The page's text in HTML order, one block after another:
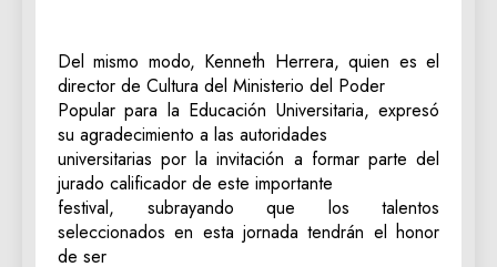
Del mismo modo, Kenneth Herrera, quien es el
director de Cultura del Ministerio del Poder
Popular para la Educación Universitaria, expresó
su agradecimiento a las autoridades
universitarias por la invitación a formar parte del
jurado calificador de este importante
festival, subrayando que los talentos
seleccionados en esta jornada tendrán el honor
de ser